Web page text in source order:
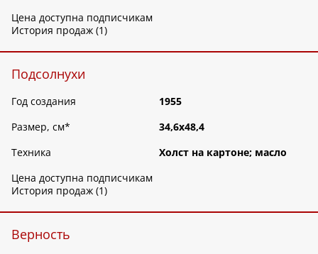
Цена доступна подписчикам
История продаж (1)
Подсолнухи
Год создания
1955
Размер, см*
34,6х48,4
Техника
Холст на картоне; масло
Цена доступна подписчикам
История продаж (1)
Верность